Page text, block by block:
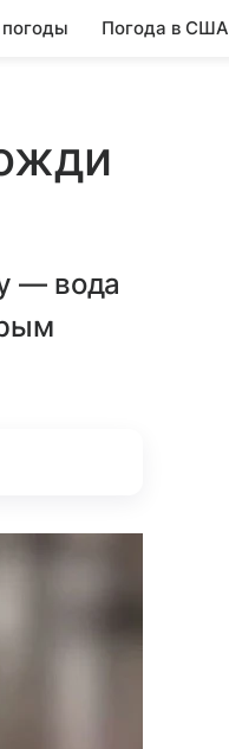
Погода в США
— вода